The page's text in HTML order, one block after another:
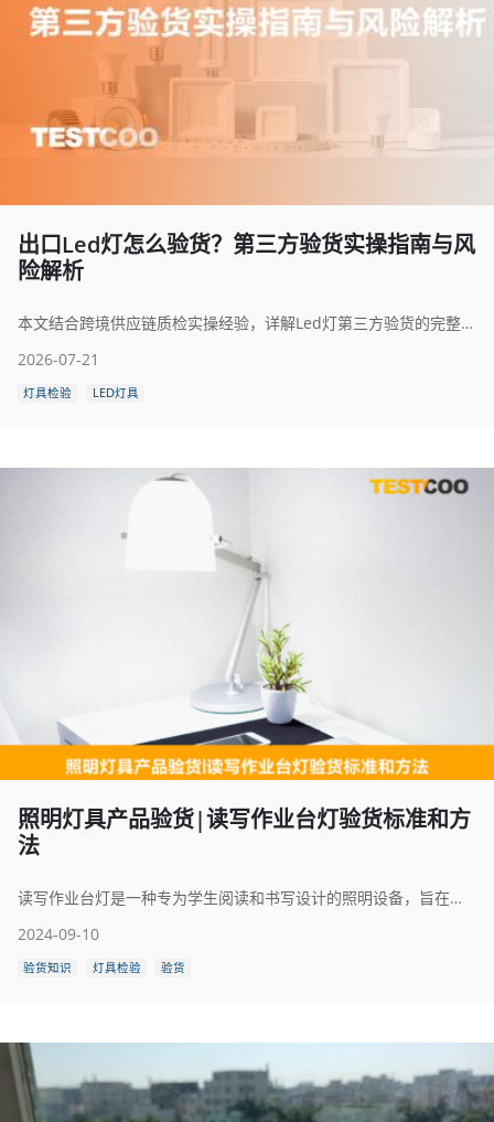
出口Led灯怎么验货？第三方验货实操指南与风
险解析
本文结合跨境供应链质检实操经验，详解Led灯第三方验货的完整流程、细分品类质检标准、高频质量问题与避坑技巧，提供落地验货方法，帮助外贸企业、跨境卖家把控LED灯出货质量，降低供应链风险。
2026-07-21
灯具检验 LED灯具
照明灯具产品验货|读写作业台灯验货标准和方
法
读写作业台灯是一种专为学生阅读和书写设计的照明设备，旨在提供适宜的光线，以保护视力并提高学习效率。这类台灯通常具备可调节的亮度和角度，以及符合特定标准的照度均匀度和显色指数，以减少眼睛疲劳和蓝光危害。那么，应如何对读写作业台灯进行验货呢？读写作业台灯怎么验货？
2024-09-10
验货知识 灯具检验 验货